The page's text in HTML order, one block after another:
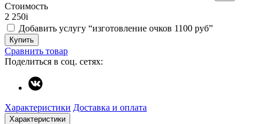
Стоимость
2 250i
Добавить услугу “изготовление очков 1100 руб”
Купить
Сравнить товар
Поделиться в соц. сетях:
Характеристики Доставка и оплата
Характеристики